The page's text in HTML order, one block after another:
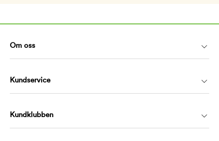
Om oss
Kundservice
Kundklubben